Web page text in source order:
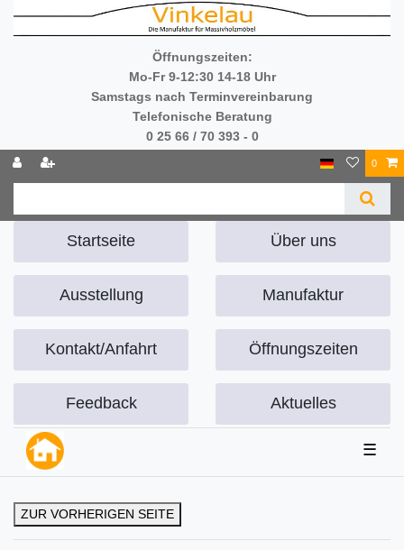
Öffnungszeiten:
Mo-Fr 9-12:30 14-18 Uhr
Samstags nach Terminvereinbarung
Telefonische Beratung
0 25 66 / 70 393 - 0
0
Startseite Über uns
Ausstellung Manufaktur
Kontakt/Anfahrt Öffnungszeiten
Feedback Aktuelles
☰
ZUR VORHERIGEN SEITE